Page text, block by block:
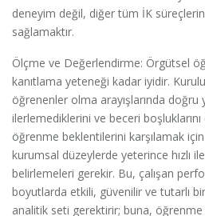
deneyim değil, diğer tüm İK
sağlamaktır.
Ölçme ve Değerlendirme: Örgütsel
kanıtlama yeteneği kadar iyidir.
öğrenenler olma arayışlarında doğru
ilerlemediklerini ve beceri
öğrenme beklentilerini karşılamak
kurumsal düzeylerde yeterince hızlı
belirlemeleri gerekir. Bu, çalışan
boyutlarda etkili, güvenilir ve tutarlı
analitik seti gerektirir; buna, öğrenme